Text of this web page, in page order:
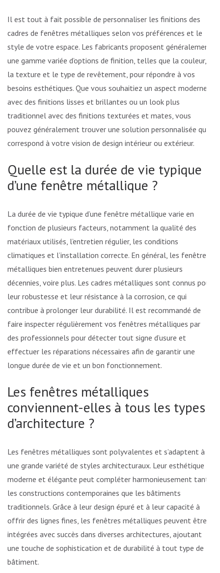
Il est tout à fait possible de personnaliser les finitions des
cadres de fenêtres métalliques selon vos préférences et le
style de votre espace. Les fabricants proposent généralement
une gamme variée d’options de finition, telles que la couleur,
la texture et le type de revêtement, pour répondre à vos
besoins esthétiques. Que vous souhaitiez un aspect moderne
avec des finitions lisses et brillantes ou un look plus
traditionnel avec des finitions texturées et mates, vous
pouvez généralement trouver une solution personnalisée qui
correspond à votre vision de design intérieur ou extérieur.
Quelle est la durée de vie typique
d’une fenêtre métallique ?
La durée de vie typique d’une fenêtre métallique varie en
fonction de plusieurs facteurs, notamment la qualité des
matériaux utilisés, l’entretien régulier, les conditions
climatiques et l’installation correcte. En général, les fenêtres
métalliques bien entretenues peuvent durer plusieurs
décennies, voire plus. Les cadres métalliques sont connus pour
leur robustesse et leur résistance à la corrosion, ce qui
contribue à prolonger leur durabilité. Il est recommandé de
faire inspecter régulièrement vos fenêtres métalliques par
des professionnels pour détecter tout signe d’usure et
effectuer les réparations nécessaires afin de garantir une
longue durée de vie et un bon fonctionnement.
Les fenêtres métalliques
conviennent-elles à tous les types
d’architecture ?
Les fenêtres métalliques sont polyvalentes et s’adaptent à
une grande variété de styles architecturaux. Leur esthétique
moderne et élégante peut compléter harmonieusement tant
les constructions contemporaines que les bâtiments
traditionnels. Grâce à leur design épuré et à leur capacité à
offrir des lignes fines, les fenêtres métalliques peuvent être
intégrées avec succès dans diverses architectures, ajoutant
une touche de sophistication et de durabilité à tout type de
bâtiment.